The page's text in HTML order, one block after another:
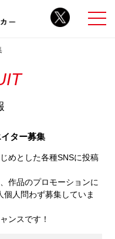
ター募集
めとした各種SNSに投稿
作品のプロモーションに
人問わず募集していま
ンスです！